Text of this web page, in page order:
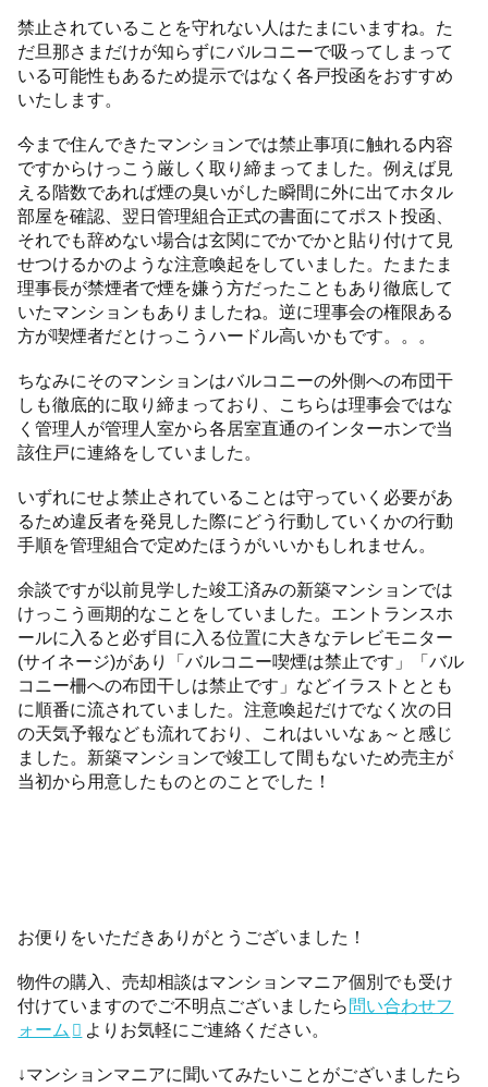
禁止されていることを守れない人はたまにいますね。た
だ旦那さまだけが知らずにバルコニーで吸ってしまって
いる可能性もあるため提示ではなく各戸投函をおすすめ
いたします。
今まで住んできたマンションでは禁止事項に触れる内容
ですからけっこう厳しく取り締まってました。例えば見
える階数であれば煙の臭いがした瞬間に外に出てホタル
部屋を確認、翌日管理組合正式の書面にてポスト投函、
それでも辞めない場合は玄関にでかでかと貼り付けて見
せつけるかのような注意喚起をしていました。たまたま
理事長が禁煙者で煙を嫌う方だったこともあり徹底して
いたマンションもありましたね。逆に理事会の権限ある
方が喫煙者だとけっこうハードル高いかもです。。。
ちなみにそのマンションはバルコニーの外側への布団干
しも徹底的に取り締まっており、こちらは理事会ではな
く管理人が管理人室から各居室直通のインターホンで当
該住戸に連絡をしていました。
いずれにせよ禁止されていることは守っていく必要があ
るため違反者を発見した際にどう行動していくかの行動
手順を管理組合で定めたほうがいいかもしれません。
余談ですが以前見学した竣工済みの新築マンションでは
けっこう画期的なことをしていました。エントランスホ
ールに入ると必ず目に入る位置に大きなテレビモニター
(サイネージ)があり「バルコニー喫煙は禁止です」「バル
コニー柵への布団干しは禁止です」などイラストととも
に順番に流されていました。注意喚起だけでなく次の日
の天気予報なども流れており、これはいいなぁ～と感じ
ました。新築マンションで竣工して間もないため売主が
当初から用意したものとのことでした！
お便りをいただきありがとうございました！
物件の購入、売却相談はマンションマニア個別でも受け
付けていますのでご不明点ございましたら問い合わせフ
ォーム
よりお気軽にご連絡ください。
↓マンションマニアに聞いてみたいことがございましたら